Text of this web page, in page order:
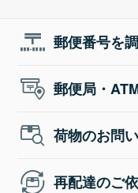
郵便番号を
郵便局・
荷物のお問
再配達のご